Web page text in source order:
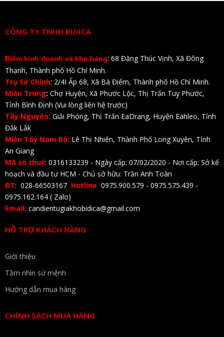
CÔNG TY TNHH BIDICA
Điểm kinh doanh và kho hàng: 68 Đặng Thúc Vịnh, Xã Đông
Thạnh, Thành phố Hồ Chí Minh.
Trụ Sở Chính: 2/4I Ấp 68, Xã Bà Điểm, Thành phố Hồ Chí Minh.
Miền Trung: Chợ Huyện, Xã Phước Lộc, Thị Trấn Tuy Phước,
Tỉnh Bình Định (Vui lòng liên hệ trước)
Tây Nguyên: Giải Phóng, Thị Trấn EaDrang, Huyện Eahleo, Tỉnh
Đắk Lắk
Miền Tây Nam Bộ: Lê Thị Nhiên, Thành Phố Long Xuyên, Tỉnh
An Giang
Mã số thuế: 0316133239 - Ngày cấp: 07/02/2020 - Nơi cấp: Sở kế
hoạch và đầu tư HCM - Chủ sở hữu: Trần Anh Toàn
ĐT: 028-66503167 Hotline 0975.900.579 - 0975.575.439 -
0975.162.164 ( Zalo)
Email: candientugiakhobidica@gmail.com
HỖ TRỢ KHÁCH HÀNG
Giới thiệu
Tầm nhìn sứ mệnh
Hướng dẫn mua hàng
CHÍNH SÁCH MUA HÀNG